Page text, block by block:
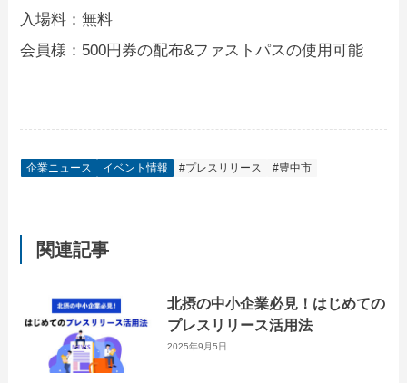
入場料：無料
会員様：500円券の配布&ファストパスの使用可能
企業ニュース イベント情報 #プレスリリース #豊中市
関連記事
北摂の中小企業必見！はじめての
プレスリリース活用法
2025年9月5日